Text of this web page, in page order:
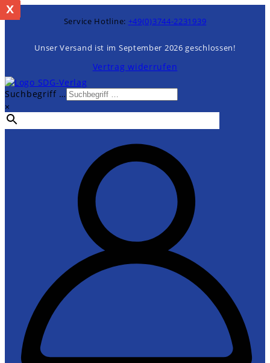
Zum
Inhalt
Service Hotline: +49(0)3744-2231939
Unser Versand ist im September 2026 geschlossen!
Vertrag widerrufen
Suchbegriff …
×
%
x